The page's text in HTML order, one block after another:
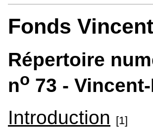
Fonds
Répertoire
no 73 -
Introduction
[1]